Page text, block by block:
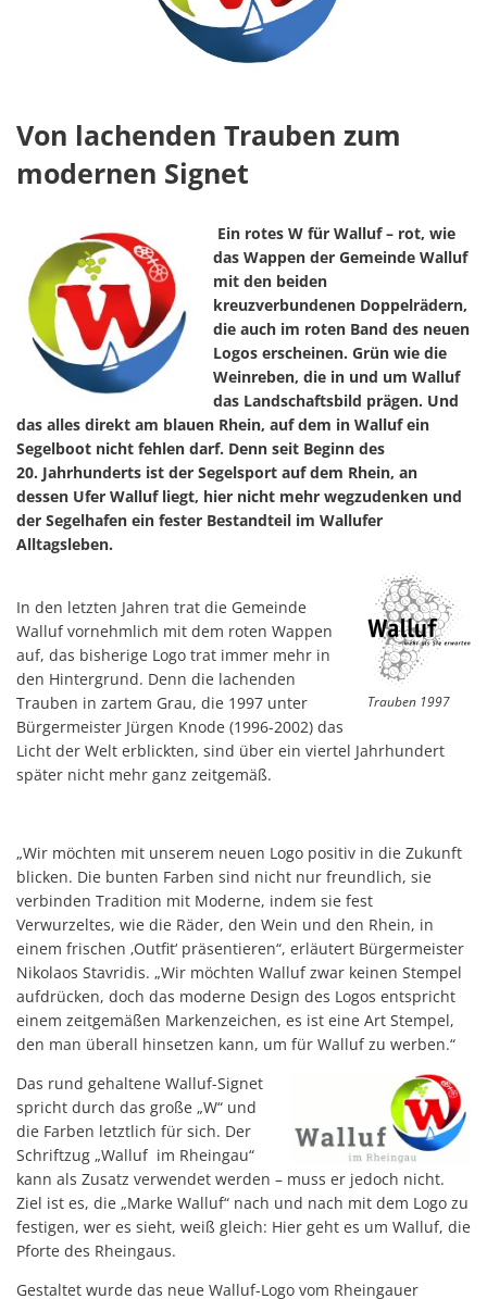
Von lachenden Trauben zum
modernen Signet
Ein rotes W für Walluf – rot, wie
das Wappen der Gemeinde Walluf
mit den beiden
kreuzverbundenen Doppelrädern,
die auch im roten Band des neuen
Logos erscheinen. Grün wie die
Weinreben, die in und um Walluf
das Landschaftsbild prägen. Und
das alles direkt am blauen Rhein, auf dem in Walluf ein
Segelboot nicht fehlen darf. Denn seit Beginn des
20. Jahrhunderts ist der Segelsport auf dem Rhein, an
dessen Ufer Walluf liegt, hier nicht mehr wegzudenken und
der Segelhafen ein fester Bestandteil im Wallufer
Alltagsleben.
Trauben 1997
In den letzten Jahren trat die Gemeinde
Walluf vornehmlich mit dem roten Wappen
auf, das bisherige Logo trat immer mehr in
den Hintergrund. Denn die lachenden
Trauben in zartem Grau, die 1997 unter
Bürgermeister Jürgen Knode (1996-2002) das
Licht der Welt erblickten, sind über ein viertel Jahrhundert
später nicht mehr ganz zeitgemäß.
„Wir möchten mit unserem neuen Logo positiv in die Zukunft
blicken. Die bunten Farben sind nicht nur freundlich, sie
verbinden Tradition mit Moderne, indem sie fest
Verwurzeltes, wie die Räder, den Wein und den Rhein, in
einem frischen ‚Outfit‘ präsentieren“, erläutert Bürgermeister
Nikolaos Stavridis. „Wir möchten Walluf zwar keinen Stempel
aufdrücken, doch das moderne Design des Logos entspricht
einem zeitgemäßen Markenzeichen, es ist eine Art Stempel,
den man überall hinsetzen kann, um für Walluf zu werben.“
Das rund gehaltene Walluf-Signet
spricht durch das große „W“ und
die Farben letztlich für sich. Der
Schriftzug „Walluf im Rheingau“
kann als Zusatz verwendet werden – muss er jedoch nicht.
Ziel ist es, die „Marke Walluf“ nach und nach mit dem Logo zu
festigen, wer es sieht, weiß gleich: Hier geht es um Walluf, die
Pforte des Rheingaus.
Gestaltet wurde das neue Walluf-Logo vom Rheingauer